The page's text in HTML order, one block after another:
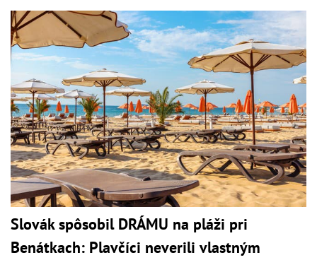
Slovák spôsobil DRÁMU na pláži pri
Benátkach: Plavčíci neverili vlastným